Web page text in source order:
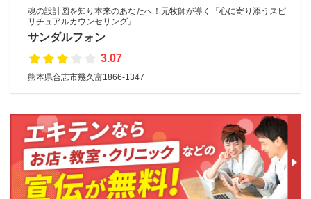
魂の設計図を知り本来のあなたへ！元牧師が導く『心に寄り添うスピ
リチュアルカウンセリング』
サンダルフォン
3.07
熊本県合志市幾久富1866-1347